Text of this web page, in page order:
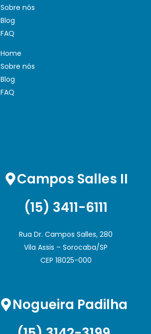
Sobre nós
Blog
FAQ
Home
Sobre nós
Blog
FAQ
Campos Salles II
(15) 3411-6111
Rua Dr. Campos Salles, 280
Vila Assis – Sorocaba/SP
CEP 18025-000
Nogueira Padilha